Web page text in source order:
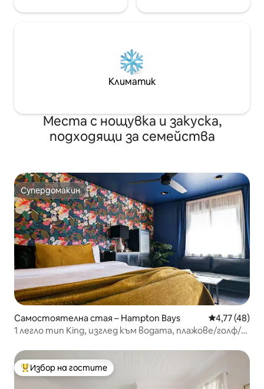
Климатик
Места с нощувка и закуска,
подходящи за семейства
Супердомакин
Супердомакин
Самостоятелна стая – Hampton Bays Средна
4,77 (48)
1 легло тип King, изглед към водата, плажове/голф/
Най-популярен избор на гостите
Избор на гостите